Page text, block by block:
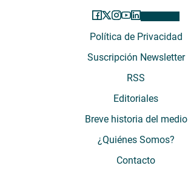
Política de Privacidad
Suscripción Newsletter
RSS
Editoriales
Breve historia del medio
¿Quiénes Somos?
Contacto